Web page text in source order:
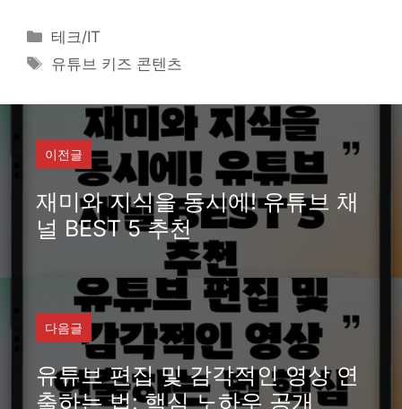
카
테
리
테크/IT
태
유튜브 키즈 콘텐츠
이전글
재미와 지식을 동시에! 유튜브 채
널 BEST 5 추천
다음글
유튜브 편집 및 감각적인 영상 연
출하는 법: 핵심 노하우 공개